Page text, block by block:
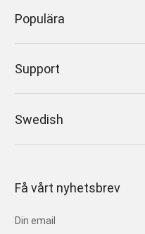
Populära
Support
Swedish
Få vårt nyhetsbrev